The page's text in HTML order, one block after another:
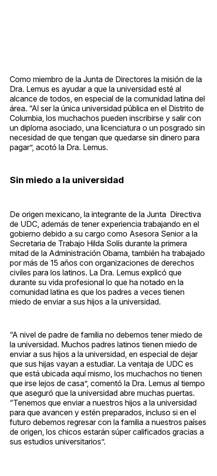
Como miembro de la Junta de Directores la misión de la
Dra. Lemus es ayudar a que la universidad esté al
alcance de todos, en especial de la comunidad latina del
área. “Al ser la única universidad pública en el Distrito de
Columbia, los muchachos pueden inscribirse y salir con
un diploma asociado, una licenciatura o un posgrado sin
necesidad de que tengan que quedarse sin dinero para
pagar”, acotó la Dra. Lemus.
Sin miedo a la universidad
De origen mexicano, la integrante de la Junta Directiva
de UDC, además de tener experiencia trabajando en el
gobierno debido a su cargo como Asesora Senior a la
Secretaria de Trabajo Hilda Solís durante la primera
mitad de la Administración Obama, también ha trabajado
por más de 15 años con organizaciones de derechos
civiles para los latinos. La Dra. Lemus explicó que
durante su vida profesional lo que ha notado en la
comunidad latina es que los padres a veces tienen
miedo de enviar a sus hijos a la universidad.
“A nivel de padre de familia no debemos tener miedo de
la universidad. Muchos padres latinos tienen miedo de
enviar a sus hijos a la universidad, en especial de dejar
que sus hijas vayan a estudiar. La ventaja de UDC es
que está ubicada aquí mismo, los muchachos no tienen
que irse lejos de casa”, comentó la Dra. Lemus al tiempo
que aseguró que la universidad abre muchas puertas.
“Tenemos que enviar a nuestros hijos a la universidad
para que avancen y estén preparados, incluso si en el
futuro debemos regresar con la familia a nuestros países
de origen, los chicos estarán súper calificados gracias a
sus estudios universitarios”.